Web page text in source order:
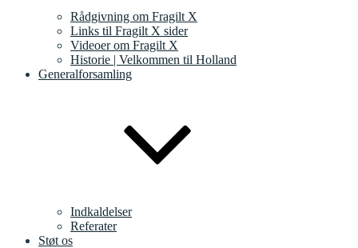
Rådgivning om Fragilt X
Links til Fragilt X sider
Videoer om Fragilt X
Historie | Velkommen til Holland
Generalforsamling
Indkaldelser
Referater
Støt os